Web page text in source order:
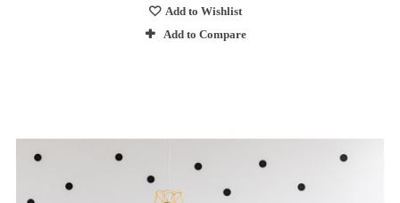
Add to Wishlist
Add to Compare